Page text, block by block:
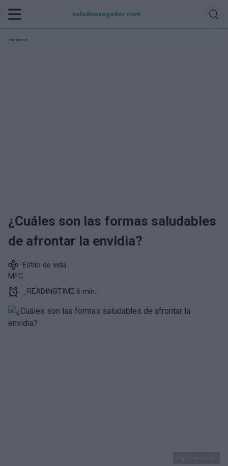
saludnavegador.com
Publicidad:
¿Cuáles son las formas saludables
de afrontar la envidia?
Estilo de vida
MFC
_READINGTIME 6 min.